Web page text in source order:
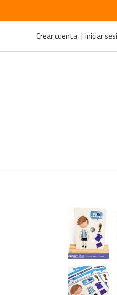
Crear cuenta Iniciar